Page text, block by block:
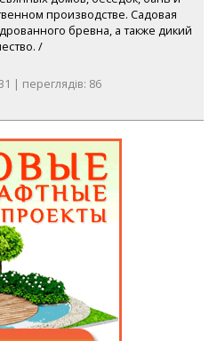
производстве. Садовая
бревна, а также дикий
/
| переглядів: 86